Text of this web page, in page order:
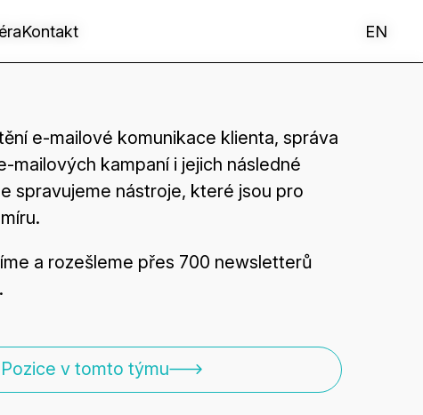
EN
Kontakt EN
Kontakt
e-mailové komunikace klienta, správa
mailových kampaní i jejich následné
spravujeme nástroje, které jsou pro
a rozešleme přes 700 newsletterů
Pozice v tomto týmu